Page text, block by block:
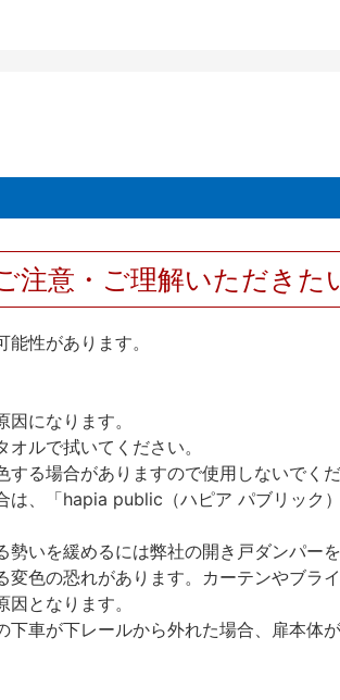
注意・ご理解いただきた
性があります。
になります。
ルで拭いてください。
る場合がありますので使用しないでく
、「hapia public（ハピア パブリック
いを緩めるには弊社の開き戸ダンパー
色の恐れがあります。カーテンやブラ
となります。
車が下レールから外れた場合、扉本体